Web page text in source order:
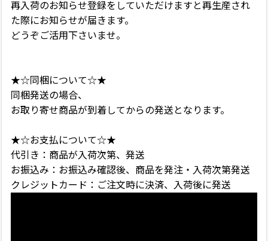
再入荷のお知らせ登録をしていただけますと再生産され
た際にお知らせが届きます。
どうぞご活用下さいませ。
★☆同梱について☆★
同梱発送の場合、
お取り寄せ商品が到着してからの発送となります。
★☆お支払について☆★
代引き：商品が入荷次第、発送
お振込み：お振込み確認後、商品を発注・入荷次第発送
クレジットカード：ご注文時に決済、入荷後に発送